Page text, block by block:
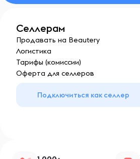
Селлерам
Продавать на Beautery
Логистика
Тарифы (комиссии)
Оферта для селлеров
Подключиться как селлер